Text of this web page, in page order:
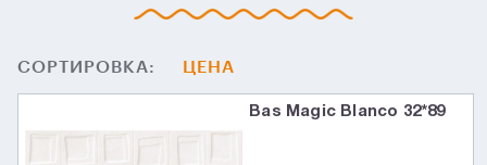
СОРТИРОВКА: ЦЕНА
Bas Magic Blanco 32*89